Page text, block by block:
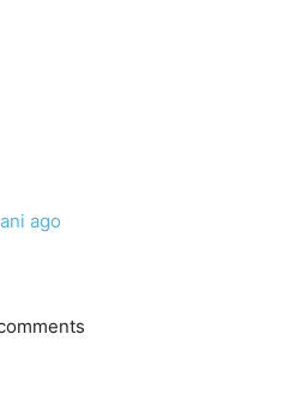
ago